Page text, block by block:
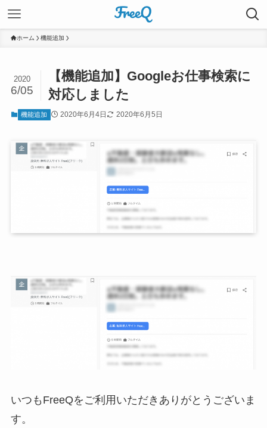
ホーム 機能追加
【機能追加】Googleお仕事検索に
対応しました
2020
6/05
機能追加 2020年6月4日 2020年6月5日
いつもFreeQをご利用いただきありがとうございま
す。